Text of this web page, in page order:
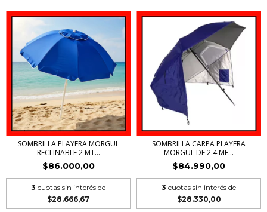
SOMBRILLA PLAYERA MORGUL
RECLINABLE 2 MT...
$86.000,00
3 cuotas sin interés de
$28.666,67
SOMBRILLA CARPA PLAYERA
MORGUL DE 2.4 ME...
$84.990,00
3 cuotas sin interés de
$28.330,00